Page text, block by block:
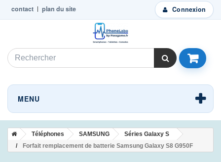
Connexion
contact plan du site
MENU
Téléphones SAMSUNG
Séries Galaxy S
Forfait remplacement de batterie Samsung Galaxy S8 G950F